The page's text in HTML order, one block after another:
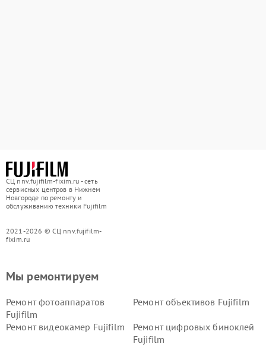
СЦ nnv.fujifilm-fixim.ru - сеть
сервисных центров в Нижнем
Новгороде по ремонту и
обслуживанию техники Fujifilm
2021-2026 © СЦ nnv.fujifilm-
fixim.ru
Мы ремонтируем
Ремонт фотоаппаратов
Fujifilm
Ремонт объективов Fujifilm
Ремонт видеокамер Fujifilm
Ремонт цифровых биноклей
Fujifilm